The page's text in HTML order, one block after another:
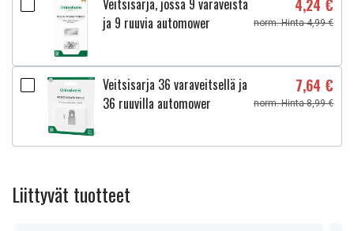
Veitsisarja, jossa 9 varaveistä
ja 9 ruuvia automower
4,24 €
norm. Hinta 4,99 €
Veitsisarja 36 varaveitsellä ja
36 ruuvilla automower
7,64 €
norm. Hinta 8,99 €
Liittyvät tuotteet